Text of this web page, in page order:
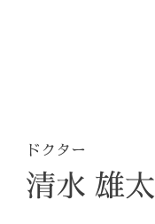
ドクター
清水 雄太